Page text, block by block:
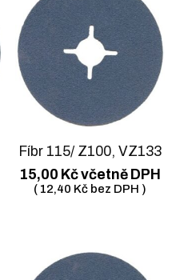
Fíbr 115/ Z100, VZ133
15,00 Kčvčetně DPH
( 12,40 Kčbez DPH )